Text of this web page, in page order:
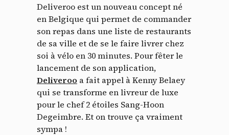
Deliveroo est un nouveau concept né
en Belgique qui permet de commander
son repas dans une liste de restaurants
de sa ville et de se le faire livrer chez
soi à vélo en 30 minutes. Pour fêter le
lancement de son application,
Deliveroo a fait appel à Kenny Belaey
qui se transforme en livreur de luxe
pour le chef 2 étoiles Sang-Hoon
Degeimbre. Et on trouve ça vraiment
sympa !